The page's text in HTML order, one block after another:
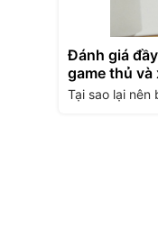
Đánh giá
game thủ và